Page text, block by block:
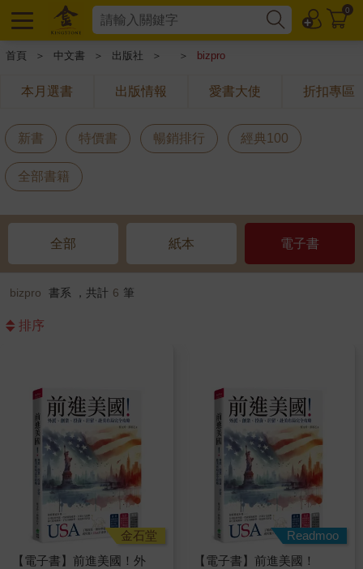
0
首頁 ＞ 中文書 ＞ 出版社 ＞ ＞ bizpro
本月選書 出版情報 愛書大使 折扣專區
新書 特價書 暢銷排行 經典100
全部書籍
全部 紙本 電子書
bizpro 書系 ，共計 6 筆
排序
金石堂
【電子書】前進美國！外
Readmoo
【電子書】前進美國！